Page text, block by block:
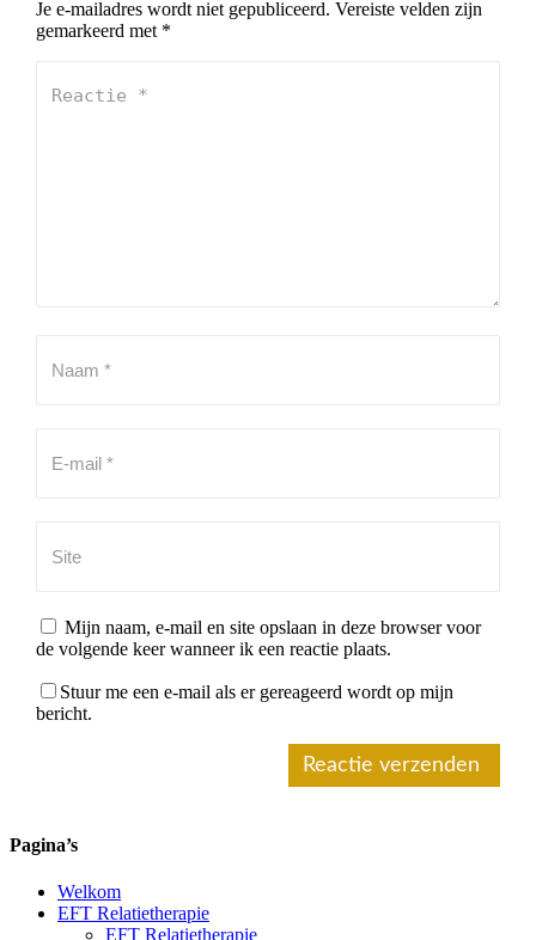
Je e-mailadres wordt niet gepubliceerd. Vereiste velden zijn
gemarkeerd met *
Mijn naam, e-mail en site opslaan in deze browser voor
de volgende keer wanneer ik een reactie plaats.
Stuur me een e-mail als er gereageerd wordt op mijn
bericht.
Reactie verzenden
Pagina’s
Welkom
EFT Relatietherapie
EFT Relatietherapie